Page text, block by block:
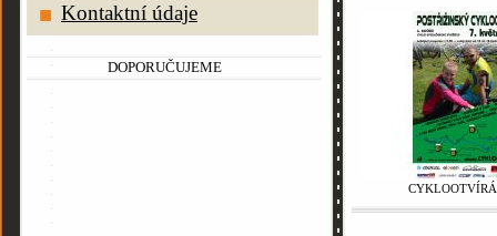
Kontaktní údaje
DOPORUČUJEME